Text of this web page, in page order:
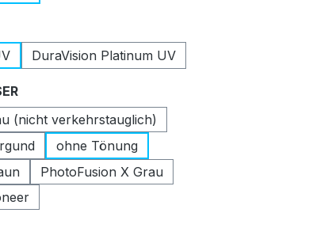
DuraVision Platinum UV
auswählen
(nicht verkehrstauglich)
ohne Tönung
PhotoFusion X Grau